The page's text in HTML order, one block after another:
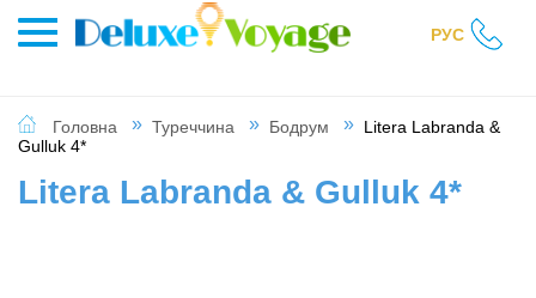
РУС
Головна Туреччина Бодрум
Litera Labranda &
Gulluk 4*
Litera Labranda & Gulluk 4*